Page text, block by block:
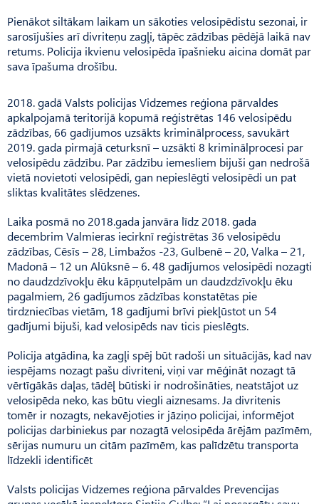
Pienākot siltākam laikam un sākoties velosipēdistu sezonai, ir
sarosījušies arī divriteņu zagļi, tāpēc zādzības pēdējā laikā nav
retums. Policija ikvienu velosipēda īpašnieku aicina domāt par
sava īpašuma drošību.
2018. gadā Valsts policijas Vidzemes reģiona pārvaldes
apkalpojamā teritorijā kopumā reģistrētas 146 velosipēdu
zādzības, 66 gadījumos uzsākts kriminālprocess, savukārt
2019. gada pirmajā ceturksnī – uzsākti 8 kriminālprocesi par
velosipēdu zādzību. Par zādzību iemesliem bijuši gan nedrošā
vietā novietoti velosipēdi, gan nepieslēgti velosipēdi un pat
sliktas kvalitātes slēdzenes.
Laika posmā no 2018.gada janvāra līdz 2018. gada
decembrim Valmieras iecirknī reģistrētas 36 velosipēdu
zādzības, Cēsīs – 28, Limbažos -23, Gulbenē – 20, Valka – 21,
Madonā – 12 un Alūksnē – 6. 48 gadījumos velosipēdi nozagti
no daudzdzīvokļu ēku kāpņutelpām un daudzdzīvokļu ēku
pagalmiem, 26 gadījumos zādzības konstatētas pie
tirdzniecības vietām, 18 gadījumi brīvi piekļūstot un 54
gadījumi bijuši, kad velosipēds nav ticis pieslēgts.
Policija atgādina, ka zagļi spēj būt radoši un situācijās, kad nav
iespējams nozagt pašu divriteni, viņi var mēģināt nozagt tā
vērtīgākās daļas, tādēļ būtiski ir nodrošināties, neatstājot uz
velosipēda neko, kas būtu viegli aiznesams. Ja divritenis
tomēr ir nozagts, nekavējoties ir jāziņo policijai, informējot
policijas darbiniekus par nozagtā velosipēda ārējām pazīmēm,
sērijas numuru un citām pazīmēm, kas palīdzētu transporta
līdzekli identificēt
Valsts policijas Vidzemes reģiona pārvaldes Prevencijas